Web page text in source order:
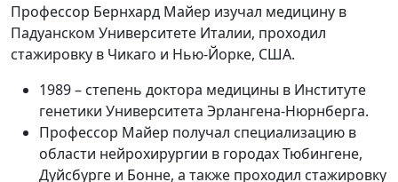
Профессор Бернхард Майер изучал медицину в
Падуанском Университете Италии, проходил
стажировку в Чикаго и Нью-Йорке, США.
1989 – степень доктора медицины в Институте
генетики Университета Эрлангена-Нюрнберга.
Профессор Майер получал специализацию в
области нейрохирургии в городах Тюбингене,
Дуйсбурге и Бонне, а также проходил стажировку